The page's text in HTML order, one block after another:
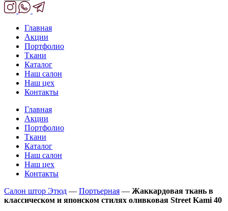
Главная
Акции
Портфолио
Ткани
Каталог
Наш салон
Наш цех
Контакты
Главная
Акции
Портфолио
Ткани
Каталог
Наш салон
Наш цех
Контакты
Салон штор Этюд — Портьерная — Жаккардовая ткань в
классическом и японском стилях оливковая Street Kami 40